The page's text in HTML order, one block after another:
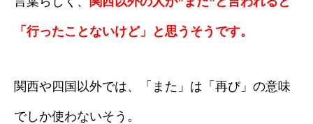
「行ったことないけど」と思うそうです。
関西や四国以外では、「また」は「再び」の意味
でしか使わないそう。